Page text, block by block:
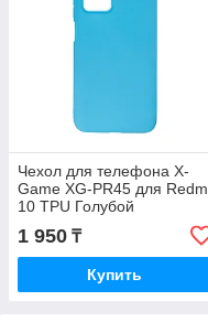
Чехол для телефона X-
Game XG-PR45 для
10 TPU Голубой
1 950 ₸
Купить